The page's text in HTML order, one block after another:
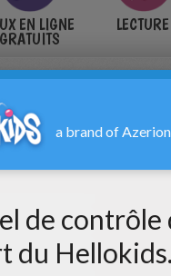
EN LIGNE
GRATUITS
LECTURE